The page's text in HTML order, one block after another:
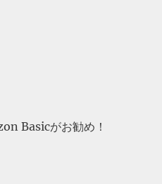
Basicがお勧め！